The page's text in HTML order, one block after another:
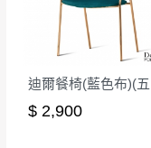
$ 2,900